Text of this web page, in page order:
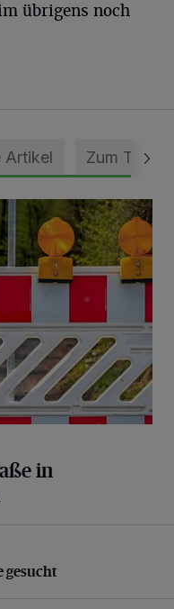
übrigens noch
Artikel Zum Thema
Kapellen
in
gesucht